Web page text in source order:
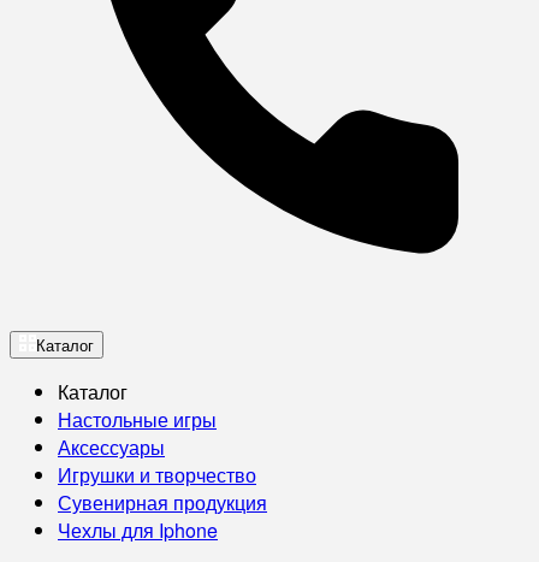
Каталог
Каталог
Настольные игры
Аксессуары
Игрушки и творчество
Сувенирная продукция
Чехлы для Iphone